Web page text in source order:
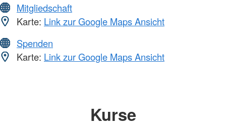
Mitgliedschaft
Karte: Link zur Google Maps Ansicht
Spenden
Karte: Link zur Google Maps Ansicht
Kurse